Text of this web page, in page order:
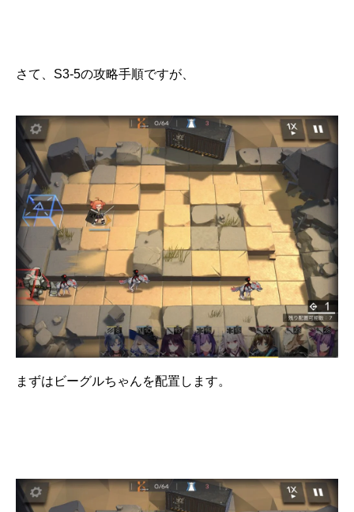
さて、S3-5の攻略手順ですが、
まずはビーグルちゃんを配置します。